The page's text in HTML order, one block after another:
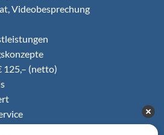
Videobesprechung
125,– (netto)